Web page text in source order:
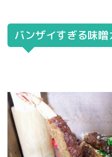
バンザイすぎる味噌